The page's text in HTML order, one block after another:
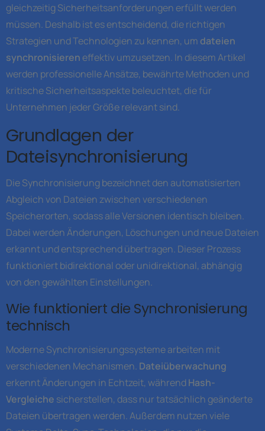
gleichzeitig Sicherheitsanforderungen erfüllt werden
müssen. Deshalb ist es entscheidend, die richtigen
Strategien und Technologien zu kennen, um dateien
synchronisieren effektiv umzusetzen. In diesem Artikel
werden professionelle Ansätze, bewährte Methoden und
kritische Sicherheitsaspekte beleuchtet, die für
Unternehmen jeder Größe relevant sind.
Grundlagen der
Dateisynchronisierung
Die Synchronisierung bezeichnet den automatisierten
Abgleich von Dateien zwischen verschiedenen
Speicherorten, sodass alle Versionen identisch bleiben.
Dabei werden Änderungen, Löschungen und neue Dateien
erkannt und entsprechend übertragen. Dieser Prozess
funktioniert bidirektional oder unidirektional, abhängig
von den gewählten Einstellungen.
Wie funktioniert die Synchronisierung
technisch
Moderne Synchronisierungssysteme arbeiten mit
verschiedenen Mechanismen. Dateiüberwachung
erkennt Änderungen in Echtzeit, währendHash-
Vergleiche sicherstellen, dass nur tatsächlich geänderte
Dateien übertragen werden. Außerdem nutzen viele